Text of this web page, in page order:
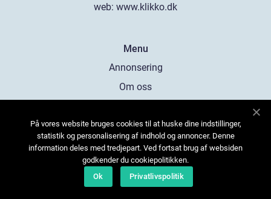
web: www.klikko.dk
Menu
Annonsering
Om oss
Kontakta oss
Sitemap
På vores website bruges cookies til at huske dine indstillinger,
statistik og personalisering af indhold og annoncer. Denne
information deles med tredjepart. Ved fortsat brug af websiden
godkender du cookiepolitikken.
Ok
Privatlivspolitik